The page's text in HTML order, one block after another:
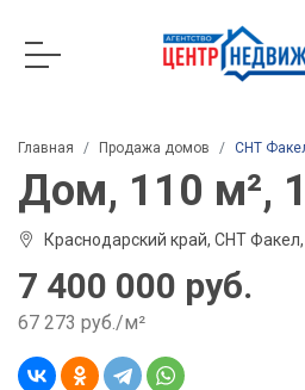
Главная Продажа домов СНТ
Дом, 110 м²,
Краснодарский край, СНТ
7 400 000 руб.
67 273 руб./м²